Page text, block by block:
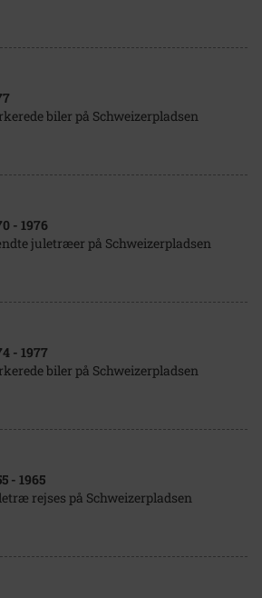
biler på Schweizerpladsen
- 1976
juletræer på Schweizerpladsen
- 1977
biler på Schweizerpladsen
- 1965
rejses på Schweizerpladsen